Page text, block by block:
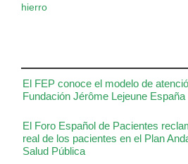
El FEP conoce el modelo de
Fundación Jérôme Lejeune España
El Foro Español de Pacientes
real de los pacientes en el Plan
Salud Pública
hierro